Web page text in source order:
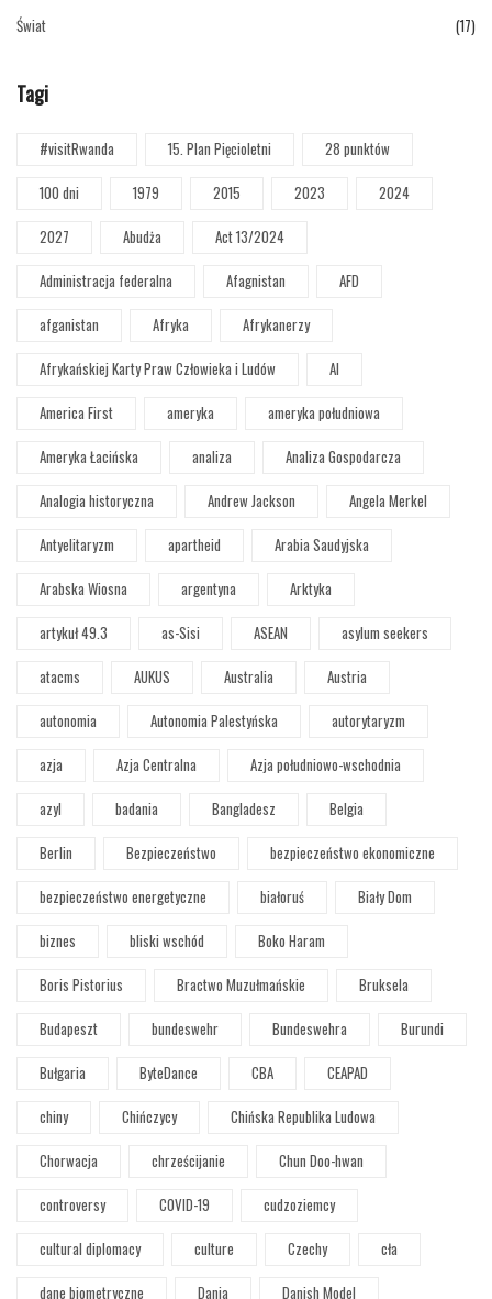
Świat
(17)
Tagi
#visitRwanda 15. Plan Pięcioletni
28 punktów
100 dni
1979 2015 2023
2024
2027
Abudża
Act 13/2024
Administracja federalna
Afagnistan
AFD
afganistan
Afryka
Afrykanerzy
Afrykańskiej Karty Praw Człowieka i Ludów
AI
America First
ameryka
ameryka południowa
Ameryka Łacińska
analiza
Analiza Gospodarcza
Analogia historyczna
Andrew Jackson
Angela Merkel
Antyelitaryzm
apartheid
Arabia Saudyjska
Arabska Wiosna
argentyna
Arktyka
artykuł 49.3
as-Sisi ASEAN
asylum seekers
atacms
AUKUS Australia
Austria
autonomia
Autonomia Palestyńska
autorytaryzm
azja
Azja Centralna
Azja południowo-wschodnia
azyl
badania Bangladesz
Belgia
Berlin
Bezpieczeństwo
bezpieczeństwo ekonomiczne
bezpieczeństwo energetyczne
białoruś
Biały Dom
biznes
bliski wschód
Boko Haram
Boris Pistorius
Bractwo Muzułmańskie
Bruksela
Budapeszt
bundeswehr Bundeswehra
Burundi
Bułgaria
ByteDance CBA
CEAPAD
chiny
Chińczycy
Chińska Republika Ludowa
Chorwacja
chrześcijanie
Chun Doo-hwan
controversy
COVID-19
cudzoziemcy
cultural diplomacy
culture Czechy
cła
dane biometryczne
Dania Danish Model